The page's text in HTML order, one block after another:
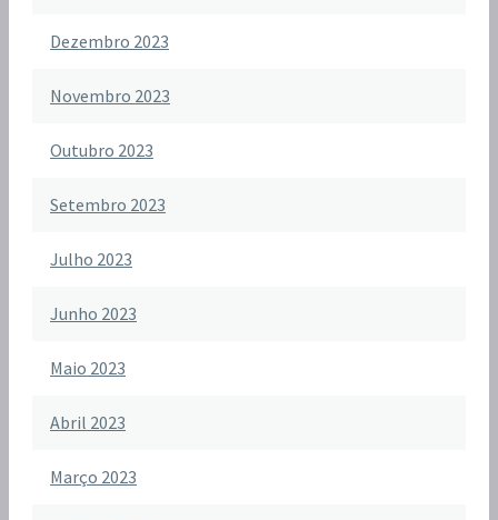
Dezembro 2023
Novembro 2023
Outubro 2023
Setembro 2023
Julho 2023
Junho 2023
Maio 2023
Abril 2023
Março 2023